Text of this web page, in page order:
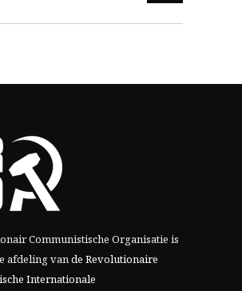
Communistische Organisatie is
afdeling vande Revolutionaire
Internationale